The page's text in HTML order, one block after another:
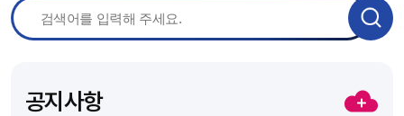
공지사항